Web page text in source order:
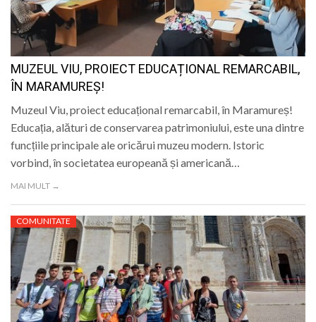
LIFE
MUZEUL VIU, PROIECT EDUCAȚIONAL REMARCABIL,
ÎN MARAMUREȘ!
Muzeul Viu, proiect educațional remarcabil, în Maramureș!
Educația, alături de conservarea patrimoniului, este una dintre
funcțiile principale ale oricărui muzeu modern. Istoric
vorbind, în societatea europeană și americană…
MAI MULT →
COMUNITATE